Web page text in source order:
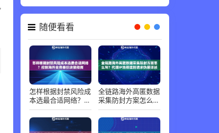
随便看看
怎样根据封禁风险成
本选最合适网络？控
制海外业务单价决策
指南
全链路海外高匿数据
采集防封方案怎么
写？代理IP池搭建到
请求伪装详述